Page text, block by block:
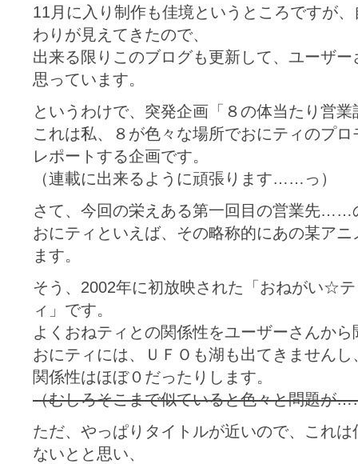
11月に入り制作も佳境というところですが
わりが見えてきたので、
出来る限りこのブログも更新して、ユーザ
思っています。
というわけで、突発企画「８の体当たり営
これは私、８が色々な場所でおにティのプ
レポートする企画です。
（連載に出来るように頑張ります……っ）
さて、今回の栄えある第一回目の営業先……
おにティといえば、その略称的にあの某ア
ます。
そう、2002年に初放映された「おねがい☆
ィ」です。
よくおねティとの関係性をユーザーさんか
おにティには、ＵＦＯも湖も出てきません
関係性はほぼ０だったりします。
（むしろそこまで似ていると色々と問題が
ただ、やっぱりタイトルが近いので、これ
ないとと思い、